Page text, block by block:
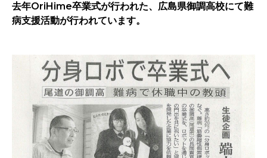
OriHimeを活用したイベント企画
人材紹介FLEMEE
分身ロボットカフェ
オリィ研究所について
ミッション
メンバー紹介
会社概要
採用情報
お問合せ・お見積り
お申込み
去年OriHime卒業式が行われた、広島県御調高校にて難
病支援活動が行われています。